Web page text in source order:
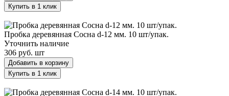
Купить в 1 клик
Пробка деревянная Сосна d-12 мм. 10 шт/упак.
Уточнить наличие
306 руб. шт
Добавить в корзину
Купить в 1 клик